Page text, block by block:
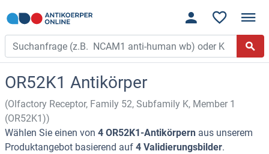
OR52K1 Antikörper
(Olfactory Receptor, Family 52, Subfamily K, Member 1
(OR52K1))
Wählen Sie einen von 4 OR52K1-Antikörpern aus unserem
Produktangebot basierend auf 4 Validierungsbilder.